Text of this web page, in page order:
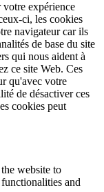
expérience
ci, les cookies
navigateur car ils
de base du site
qui nous aident à
ce site Web. Ces
qu'avec votre
de désactiver ces
cookies peut
website to
and